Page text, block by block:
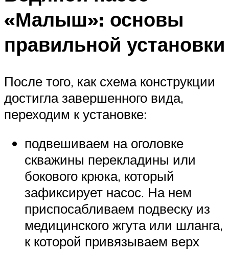
«Малыш»: основы
правильной установки
После того, как схема конструкции
достигла завершенного вида,
переходим к установке:
подвешиваем на оголовке
скважины перекладины или
бокового крюка, который
зафиксирует насос. На нем
приспосабливаем подвеску из
медицинского жгута или шланга,
к которой привязываем верх